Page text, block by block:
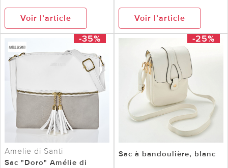
Voir l’article Voir l’article
-35%
Amelie di Santi
Sac "Doro" Amélie di
-25%
Sac à bandoulière, blanc